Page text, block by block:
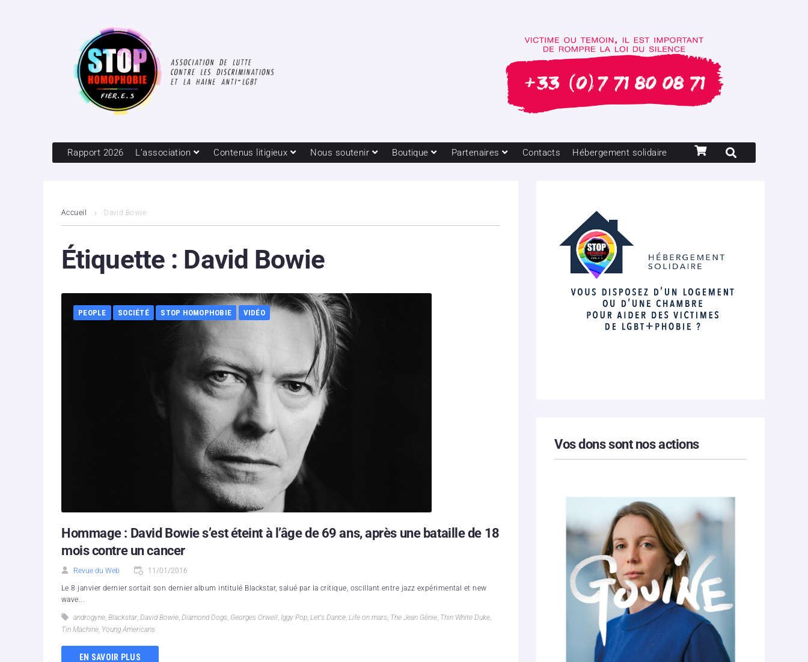
Rapport 2026 L’association Contenus litigieux Nous soutenir Boutique Partenaires Contacts Hébergement solidaire
Accueil David Bowie
Étiquette : David Bowie
PEOPLE SOCIÉTÉ STOP HOMOPHOBIE VIDÉO
Hommage : David Bowie s’est éteint à l’âge de 69 ans, après une bataille de 18
mois contre un cancer
Revue du Web 11/01/2016
Le 8 janvier dernier sortait son dernier album intitulé Blackstar, salué par la critique, oscillant entre jazz expérimental et new
wave...
androgyne, Blackstar, David Bowie, Diamond Dogs, Georges Orwell, Iggy Pop, Let's Dance, Life on mars, The Jean Génie, Thin White Duke,
Tin Machine, Young Americans
EN SAVOIR PLUS
Vos dons sont nos actions